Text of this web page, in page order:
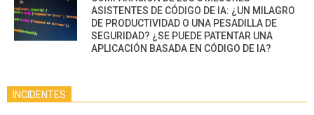
ASISTENTES DE CÓDIGO DE IA: ¿UN MILAGRO
DE PRODUCTIVIDAD O UNA PESADILLA DE
SEGURIDAD? ¿SE PUEDE PATENTAR UNA
APLICACIÓN BASADA EN CÓDIGO DE IA?
INCIDENTES